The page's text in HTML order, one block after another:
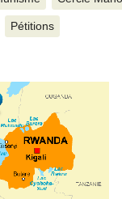
Pétitions